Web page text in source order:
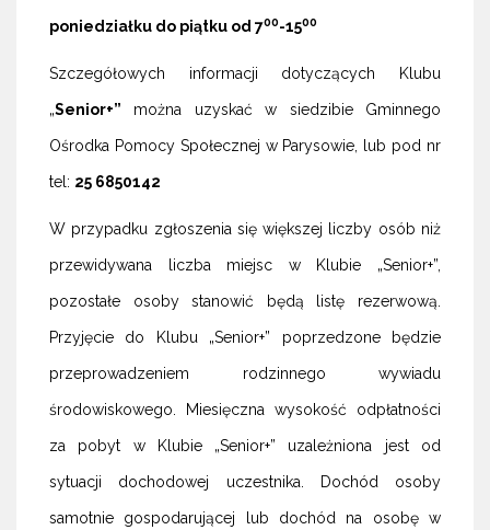
poniedziałku do piątku od 700-1500
Szczegółowych informacji dotyczących Klubu
„Senior+” można uzyskać w siedzibie Gminnego
Ośrodka Pomocy Społecznej w Parysowie, lub pod nr
tel: 25 6850142
W przypadku zgłoszenia się większej liczby osób niż
przewidywana liczba miejsc w Klubie „Senior+”,
pozostałe osoby stanowić będą listę rezerwową.
Przyjęcie do Klubu „Senior+” poprzedzone będzie
przeprowadzeniem rodzinnego wywiadu
środowiskowego. Miesięczna wysokość odpłatności
za pobyt w Klubie „Senior+” uzależniona jest od
sytuacji dochodowej uczestnika. Dochód osoby
samotnie gospodarującej lub dochód na osobę w